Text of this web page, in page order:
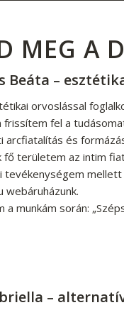
MEG A
Beáta –
orvoslással
frissítem fel a
arcfiatalítás és
fő területem az intim
tevékenységem
webáruházunk.
munkám során:
–